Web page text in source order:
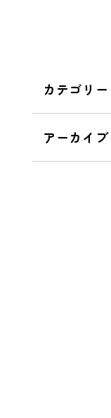
カテゴリー
アーカイブ